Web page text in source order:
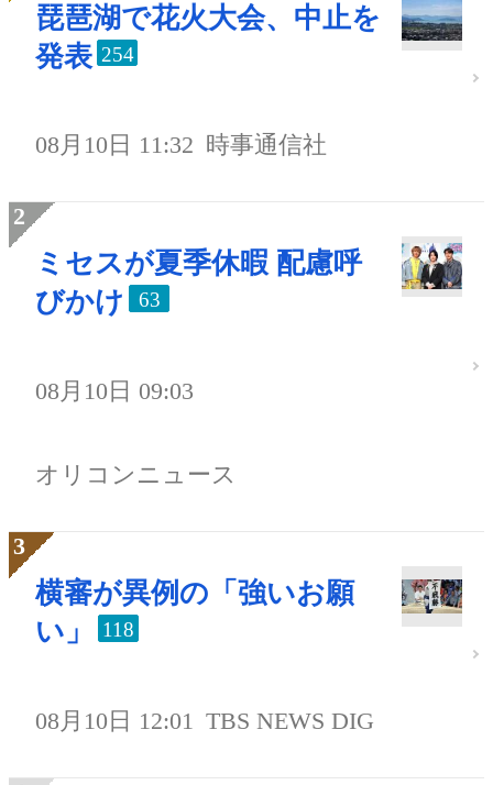
琵琶湖で花火大会、中止を
発表 254
08月10日 11:32 時事通信社
ミセスが夏季休暇 配慮呼
びかけ
63
08月10日 09:03
オリコンニュース
横審が異例の「強いお願
い」
118
08月10日 12:01 TBS NEWS DIG